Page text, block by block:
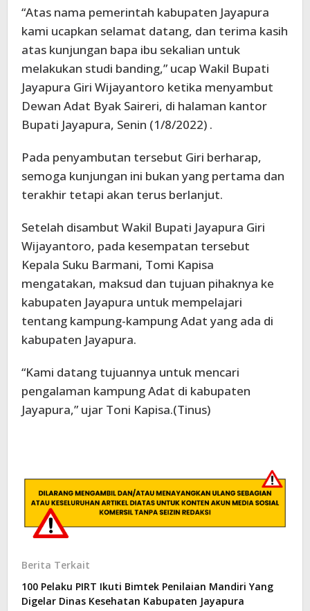
“Atas nama pemerintah kabupaten Jayapura
kami ucapkan selamat datang, dan terima kasih
atas kunjungan bapa ibu sekalian untuk
melakukan studi banding,” ucap Wakil Bupati
Jayapura Giri Wijayantoro ketika menyambut
Dewan Adat Byak Saireri, di halaman kantor
Bupati Jayapura, Senin (1/8/2022) .
Pada penyambutan tersebut Giri berharap,
semoga kunjungan ini bukan yang pertama dan
terakhir tetapi akan terus berlanjut.
Setelah disambut Wakil Bupati Jayapura Giri
Wijayantoro, pada kesempatan tersebut
Kepala Suku Barmani, Tomi Kapisa
mengatakan, maksud dan tujuan pihaknya ke
kabupaten Jayapura untuk mempelajari
tentang kampung-kampung Adat yang ada di
kabupaten Jayapura.
“Kami datang tujuannya untuk mencari
pengalaman kampung Adat di kabupaten
Jayapura,” ujar Toni Kapisa.(Tinus)
Berita Terkait
100 Pelaku PIRT Ikuti Bimtek Penilaian Mandiri Yang
Digelar Dinas Kesehatan Kabupaten Jayapura